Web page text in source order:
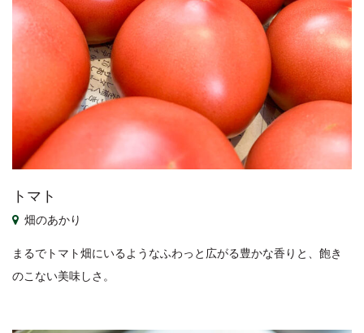
トマト
畑のあかり
まるでトマト畑にいるようなふわっと広がる豊かな香りと、飽き
のこない美味しさ。